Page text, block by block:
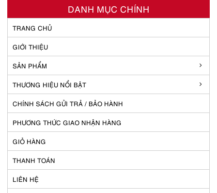
DANH MỤC CHÍNH
TRANG CHỦ
GIỚI THIỆU
SẢN PHẨM
THƯƠNG HIỆU NỔI BẬT
CHÍNH SÁCH GỬI TRẢ / BẢO HÀNH
PHƯƠNG THỨC GIAO NHẬN HÀNG
GIỎ HÀNG
THANH TOÁN
LIÊN HỆ